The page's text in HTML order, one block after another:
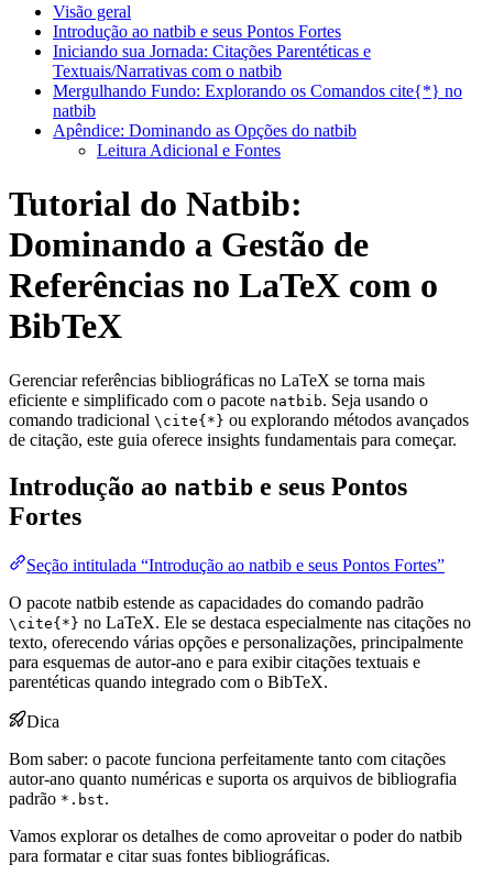
Visão geral
Introdução ao natbib e seus Pontos Fortes
Iniciando sua Jornada: Citações Parentéticas e
Textuais/Narrativas com o natbib
Mergulhando Fundo: Explorando os Comandos cite{*} no
natbib
Apêndice: Dominando as Opções do natbib
Leitura Adicional e Fontes
Tutorial do Natbib:
Dominando a Gestão de
Referências no LaTeX com o
BibTeX
Gerenciar referências bibliográficas no LaTeX se torna mais
eficiente e simplificado com o pacote natbib. Seja usando o
comando tradicional \cite{*} ou explorando métodos avançados
de citação, este guia oferece insights fundamentais para começar.
Introdução ao natbib e seus Pontos
Fortes
Seção intitulada “Introdução ao natbib e seus Pontos Fortes”
O pacote natbib estende as capacidades do comando padrão
\cite{*} no LaTeX. Ele se destaca especialmente nas citações no
texto, oferecendo várias opções e personalizações, principalmente
para esquemas de autor-ano e para exibir citações textuais e
parentéticas quando integrado com o BibTeX.
Dica
Bom saber: o pacote funciona perfeitamente tanto com citações
autor-ano quanto numéricas e suporta os arquivos de bibliografia
padrão *.bst.
Vamos explorar os detalhes de como aproveitar o poder do natbib
para formatar e citar suas fontes bibliográficas.